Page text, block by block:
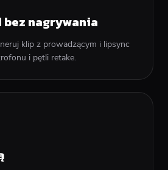
nagrywania
klip z prowadzącym i lipsync
i pętli retake.